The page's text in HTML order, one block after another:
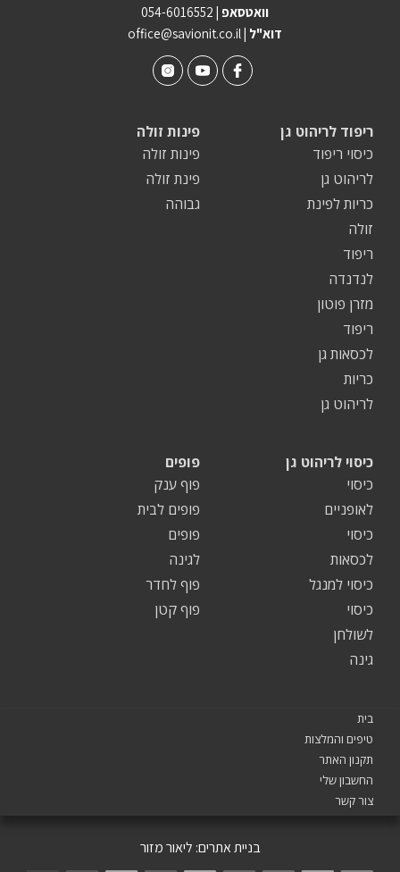
וואטסאפ | 054-6016552
office@savionit.co.il | דוא"ל
פינות זולה
פינות זולה
פינת זולה
גבוהה
ריפוד לריהוט גן
כיסוי ריפוד
לריהוט גן
כריות לפינת
זולה
ריפוד
לנדנדה
מזרן פוטון
ריפוד
לכסאות גן
כריות
לריהוט גן
פופים
פוף ענק
פופים לבית
פופים
לגינה
פוף לחדר
פוף קטן
כיסוי לריהוט גן
כיסוי
לאופניים
כיסוי
לכסאות
כיסוי למנגל
כיסוי
לשולחן
גינה
בית
טיפים והמלצות
תקנון האתר
החשבון שלי
צור קשר
בניית אתרים: ליאור מזור